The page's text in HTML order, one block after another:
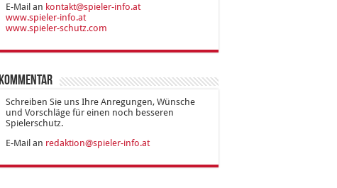
E-Mail an kontakt@spieler-info.at
www.spieler-info.at
www.spieler-schutz.com
Kommentar
Schreiben Sie uns Ihre Anregungen, Wünsche
und Vorschläge für einen noch besseren
Spielerschutz.
E-Mail an redaktion@spieler-info.at